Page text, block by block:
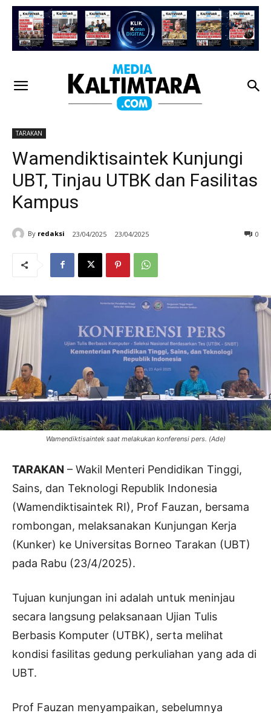
TARAKAN
Wamendiktisaintek Kunjungi
UBT, Tinjau UTBK dan Fasilitas
Kampus
By redaksi 23/04/2025 23/04/2025 0
Wamendiktisaintek saat melakukan konferensi pers. (Ade)
TARAKAN – Wakil Menteri Pendidikan Tinggi,
Sains, dan Teknologi Republik Indonesia
(Wamendiktisaintek RI), Prof Fauzan, bersama
rombongan, melaksanakan Kunjungan Kerja
(Kunker) ke Universitas Borneo Tarakan (UBT)
pada Rabu (23/4/2025).
Tujuan kunjungan ini adalah untuk meninjau
secara langsung pelaksanaan Ujian Tulis
Berbasis Komputer (UTBK), serta melihat
kondisi fasilitas gedung perkuliahan yang ada di
UBT.
Prof Fauzan menyampaikan, sebelumnya